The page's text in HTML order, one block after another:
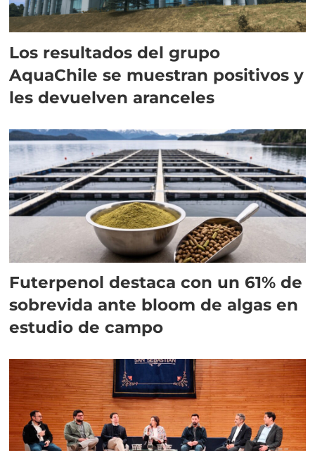
Los resultados del grupo
AquaChile se muestran positivos y
les devuelven aranceles
Futerpenol destaca con un 61% de
sobrevida ante bloom de algas en
estudio de campo